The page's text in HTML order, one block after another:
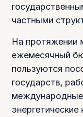
частными
На протяжении
ежемесячный
пользуются
государств,